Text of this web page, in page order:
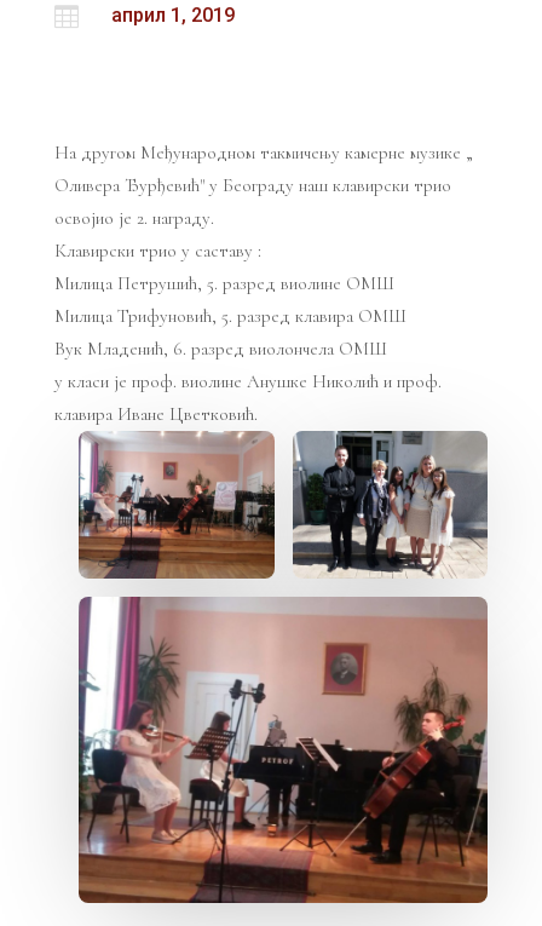
 април 1, 2019
На другом Међународном такмичењу камерне музике „
Оливера Ђурђевић" у Београду наш клавирски трио
освојио је 2. награду.
Клавирски трио у саставу :
Милица Петрушић, 5. разред виолине ОМШ
Милица Трифуновић, 5. разред клавира ОМШ
Вук Младенић, 6. разред виолончела ОМШ
у класи је проф. виолине Анушке Николић и проф.
клавира Иване Цветковић.